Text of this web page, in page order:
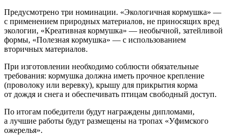
Предусмотрено три номинации. «Экологичная кормушка» —
с применением природных материалов, не приносящих вред
экологии, «Креативная кормушка» — необычной, затейливой
формы, «Полезная кормушка» — с использованием
вторичных материалов.
При изготовлении необходимо соблюсти обязательные
требования: кормушка должна иметь прочное крепление
(проволоку или веревку), крышу для прикрытия корма
от дождя и снега и обеспечивать птицам свободный доступ.
По итогам победители будут награждены дипломами,
а лучшие работы будут размещены на тропах «Уфимского
ожерелья».